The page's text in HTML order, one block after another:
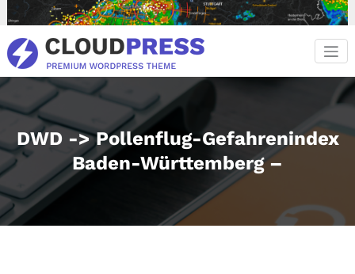
Inhalt
springen
DWD -> Pollenflug-Gefahrenindex
Baden-Württemberg –